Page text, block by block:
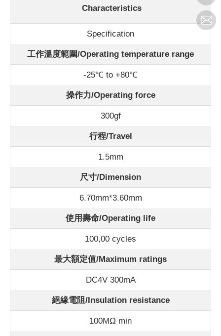
Characteristics
Specification
工作溫度範圍/Operating temperature range
-25℃ to +80℃
操作力/Operating force
300gf
行程/Travel
1.5mm
尺寸/Dimension
6.70mm*3.60mm
使用壽命/Operating life
100,00 cycles
最大額定值/Maximum ratings
DC4V 300mA
絕緣電阻/Insulation resistance
100MΩ min